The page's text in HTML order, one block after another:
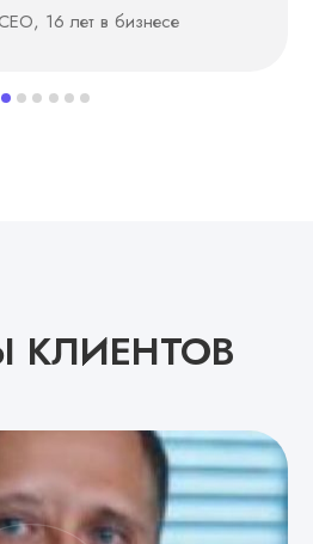
16 лет в бизнесе
КЛИЕНТОВ